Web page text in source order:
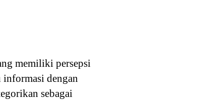
memiliki persepsi
informasi dengan
sebagai